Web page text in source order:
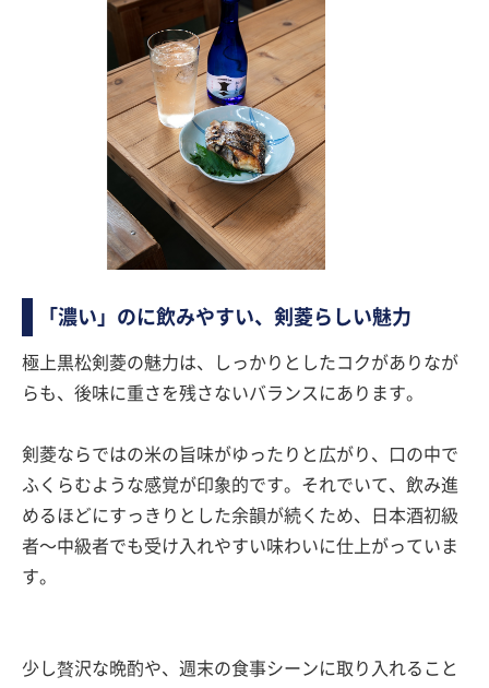
「濃い」のに飲みやすい、剣菱らしい魅力
極上黒松剣菱の魅力は、しっかりとしたコクがありなが
らも、後味に重さを残さないバランスにあります。
剣菱ならではの米の旨味がゆったりと広がり、口の中で
ふくらむような感覚が印象的です。それでいて、飲み進
めるほどにすっきりとした余韻が続くため、日本酒初級
者〜中級者でも受け入れやすい味わいに仕上がっていま
す。
少し贅沢な晩酌や、週末の食事シーンに取り入れること